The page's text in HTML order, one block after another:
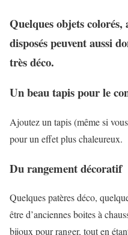
Quelques objets colorés,
disposés peuvent aussi
très déco.
Un beau tapis pour le
Ajoutez un tapis (même si
pour un effet plus chaleureux.
Du rangement décoratif
Quelques patères déco,
être d’anciennes boites à
bijoux pour ranger, tout en